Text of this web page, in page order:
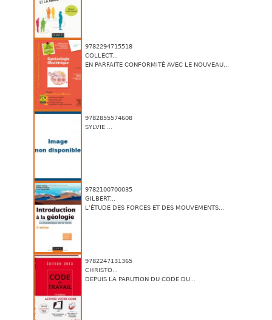
9782294715518
COLLECT...
EN PARFAITE CONFORMITÉ AVEC LE NOUVEAU...
9782855574608
SYLVIE ...
9782100700035
GILBERT...
L’ÉTUDE DES FORCES ET DES MOUVEMENTS...
9782247131365
CHRISTO...
DEPUIS LA PARUTION DU CODE DU...